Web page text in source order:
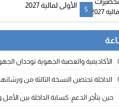
5
الأولى لمالية 2027
الأكاديمية والعصبة الجهوية توحدان
الداخلة تحتضن النسخة الثالثة من
حين يتأخر الدعم: كسابة الداخلة بين الأمل